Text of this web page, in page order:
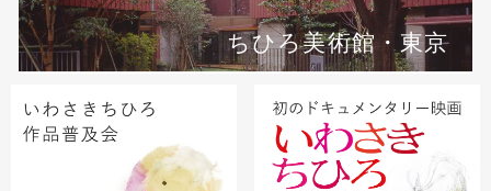
ちひろ美術館・東京